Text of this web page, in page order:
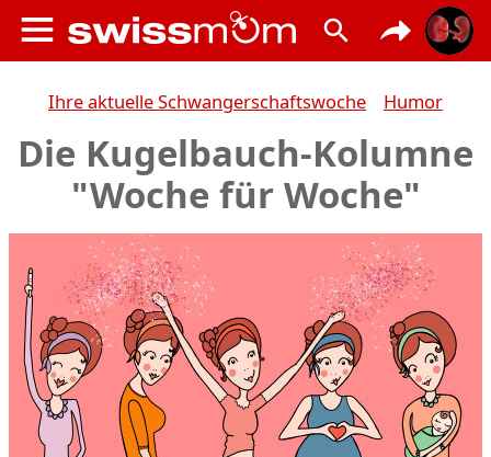
Ihre aktuelle Schwangerschaftswoche Humor
Die Kugelbauch-Kolumne
"Woche für Woche"